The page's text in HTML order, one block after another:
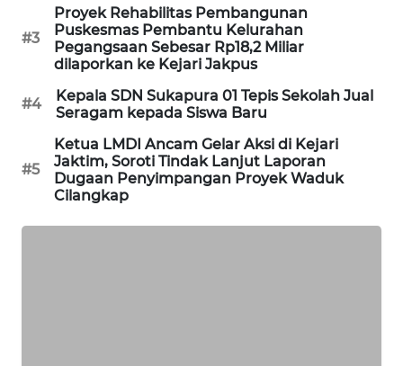
#3
Proyek Rehabilitas Pembangunan
Puskesmas Pembantu Kelurahan
Pegangsaan Sebesar Rp18,2 Miliar
dilaporkan ke Kejari Jakpus
#4
Kepala SDN Sukapura 01 Tepis Sekolah Jual
Seragam kepada Siswa Baru
#5
Ketua LMDI Ancam Gelar Aksi di Kejari
Jaktim, Soroti Tindak Lanjut Laporan
Dugaan Penyimpangan Proyek Waduk
Cilangkap
NEWS
JURNAL
MARITIM
HUMBANG
NEWS
GARONGGANG